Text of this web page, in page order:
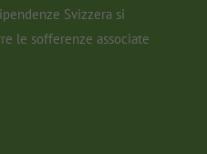
Svizzera si
le sofferenze associate